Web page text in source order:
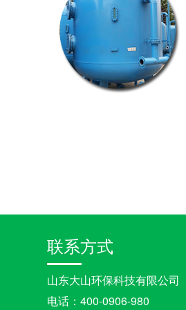
联系方式
山东大山环保科技有限公司
电话：400-0906-980